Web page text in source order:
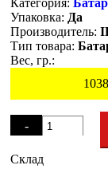
Упаковка: Да
Производитель:
Тип товара:
Вес, гр.:
-
+
Склад